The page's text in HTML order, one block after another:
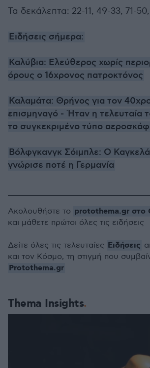
Τα δεκάλεπτα: 22-11, 49-33, 71-50,
Ειδήσεις σήμερα:
Καλύβια: Ελεύθερος χωρίς
όρους ο 16χρονος πατροκτόνος
Καλαμάτα: Θρήνος για τον
επισμηναγό - Ήταν η τελευταία
το συγκεκριμένο τύπο
Βόλφγκανγκ Σόιμπλε: Ο
γνώρισε ποτέ η Γερμανία
Thema Insights
Ακολουθήστε το protothema.gr στο
και μάθετε πρώτοι όλες τις ειδήσεις
Δείτε όλες τις τελευταίες Ειδήσεις
και τον Κόσμο, τη στιγμή που
Protothema.gr